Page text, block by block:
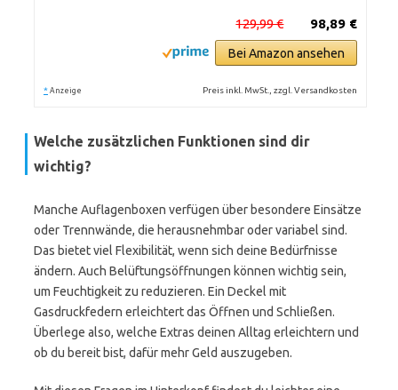
98,89 €
129,99 €
Bei Amazon ansehen
* Anzeige Preis inkl. MwSt., zzgl. Versandkosten
Welche zusätzlichen Funktionen sind dir
wichtig?
Manche Auflagenboxen verfügen über besondere Einsätze
oder Trennwände, die herausnehmbar oder variabel sind.
Das bietet viel Flexibilität, wenn sich deine Bedürfnisse
ändern. Auch Belüftungsöffnungen können wichtig sein,
um Feuchtigkeit zu reduzieren. Ein Deckel mit
Gasdruckfedern erleichtert das Öffnen und Schließen.
Überlege also, welche Extras deinen Alltag erleichtern und
ob du bereit bist, dafür mehr Geld auszugeben.